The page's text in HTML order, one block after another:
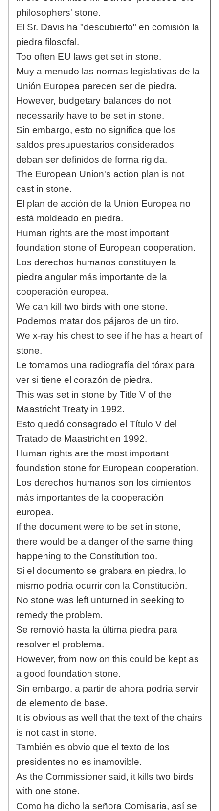
philosophers' stone.
El Sr. Davis ha "descubierto" en comisión la
piedra filosofal.
Too often EU laws get set in stone.
Muy a menudo las normas legislativas de la
Unión Europea parecen ser de piedra.
However, budgetary balances do not
necessarily have to be set in stone.
Sin embargo, esto no significa que los
saldos presupuestarios considerados
deban ser definidos de forma rígida.
The European Union's action plan is not
cast in stone.
El plan de acción de la Unión Europea no
está moldeado en piedra.
Human rights are the most important
foundation stone of European cooperation.
Los derechos humanos constituyen la
piedra angular más importante de la
cooperación europea.
We can kill two birds with one stone.
Podemos matar dos pájaros de un tiro.
We x-ray his chest to see if he has a heart of
stone.
Le tomamos una radiografía del tórax para
ver si tiene el corazón de piedra.
This was set in stone by Title V of the
Maastricht Treaty in 1992.
Esto quedó consagrado el Título V del
Tratado de Maastricht en 1992.
Human rights are the most important
foundation stone for European cooperation.
Los derechos humanos son los cimientos
más importantes de la cooperación
europea.
If the document were to be set in stone,
there would be a danger of the same thing
happening to the Constitution too.
Si el documento se grabara en piedra, lo
mismo podría ocurrir con la Constitución.
No stone was left unturned in seeking to
remedy the problem.
Se removió hasta la última piedra para
resolver el problema.
However, from now on this could be kept as
a good foundation stone.
Sin embargo, a partir de ahora podría servir
de elemento de base.
It is obvious as well that the text of the chairs
is not cast in stone.
También es obvio que el texto de los
presidentes no es inamovible.
As the Commissioner said, it kills two birds
with one stone.
Como ha dicho la señora Comisaria, así se